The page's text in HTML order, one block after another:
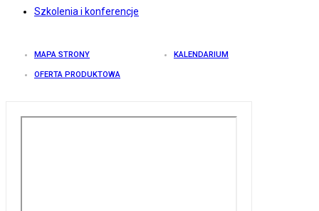
Szkolenia i konferencje
MAPA STRONY KALENDARIUM
OFERTA PRODUKTOWA